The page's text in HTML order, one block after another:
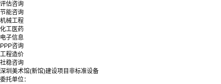
评估咨询
节能咨询
机械工程
化工医药
电子信息
PPP咨询
工程造价
社稳咨询
深圳美术馆(新馆)建设项目非标准设备
委托单位：